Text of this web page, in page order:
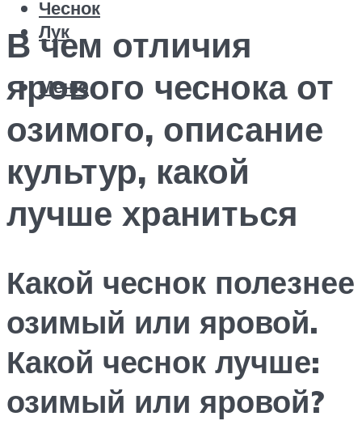
Чеснок
Лук
Меню
В чем отличия
ярового чеснока от
озимого, описание
культур, какой
лучше храниться
Какой чеснок полезнее
озимый или яровой.
Какой чеснок лучше:
озимый или яровой?